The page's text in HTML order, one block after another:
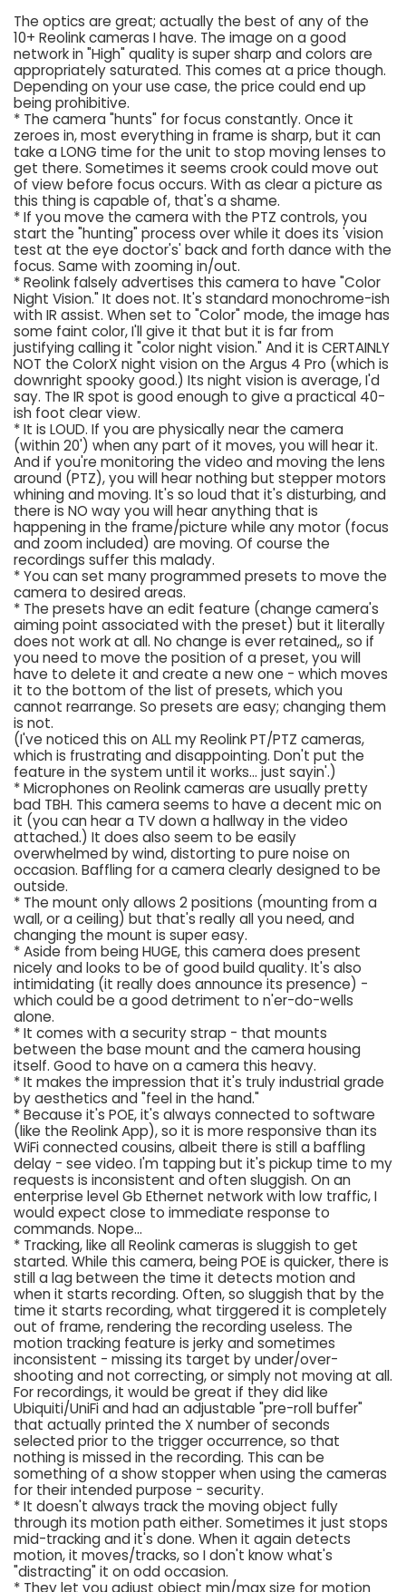
The optics are great; actually the best of any of the
10+ Reolink cameras I have. The image on a good
network in "High" quality is super sharp and colors are
appropriately saturated. This comes at a price though.
Depending on your use case, the price could end up
being prohibitive.
* The camera "hunts" for focus constantly. Once it
zeroes in, most everything in frame is sharp, but it can
take a LONG time for the unit to stop moving lenses to
get there. Sometimes it seems crook could move out
of view before focus occurs. With as clear a picture as
this thing is capable of, that's a shame.
* If you move the camera with the PTZ controls, you
start the "hunting" process over while it does its 'vision
test at the eye doctor's' back and forth dance with the
focus. Same with zooming in/out.
* Reolink falsely advertises this camera to have "Color
Night Vision." It does not. It's standard monochrome-ish
with IR assist. When set to "Color" mode, the image has
some faint color, I'll give it that but it is far from
justifying calling it "color night vision." And it is CERTAINLY
NOT the ColorX night vision on the Argus 4 Pro (which is
downright spooky good.) Its night vision is average, I'd
say. The IR spot is good enough to give a practical 40-
ish foot clear view.
* It is LOUD. If you are physically near the camera
(within 20') when any part of it moves, you will hear it.
And if you're monitoring the video and moving the lens
around (PTZ), you will hear nothing but stepper motors
whining and moving. It's so loud that it's disturbing, and
there is NO way you will hear anything that is
happening in the frame/picture while any motor (focus
and zoom included) are moving. Of course the
recordings suffer this malady.
* You can set many programmed presets to move the
camera to desired areas.
* The presets have an edit feature (change camera's
aiming point associated with the preset) but it literally
does not work at all. No change is ever retained,, so if
you need to move the position of a preset, you will
have to delete it and create a new one - which moves
it to the bottom of the list of presets, which you
cannot rearrange. So presets are easy; changing them
is not.
(I've noticed this on ALL my Reolink PT/PTZ cameras,
which is frustrating and disappointing. Don't put the
feature in the system until it works... just sayin'.)
* Microphones on Reolink cameras are usually pretty
bad TBH. This camera seems to have a decent mic on
it (you can hear a TV down a hallway in the video
attached.) It does also seem to be easily
overwhelmed by wind, distorting to pure noise on
occasion. Baffling for a camera clearly designed to be
outside.
* The mount only allows 2 positions (mounting from a
wall, or a ceiling) but that's really all you need, and
changing the mount is super easy.
* Aside from being HUGE, this camera does present
nicely and looks to be of good build quality. It's also
intimidating (it really does announce its presence) -
which could be a good detriment to n'er-do-wells
alone.
* It comes with a security strap - that mounts
between the base mount and the camera housing
itself. Good to have on a camera this heavy.
* It makes the impression that it's truly industrial grade
by aesthetics and "feel in the hand."
* Because it's POE, it's always connected to software
(like the Reolink App), so it is more responsive than its
WiFi connected cousins, albeit there is still a baffling
delay - see video. I'm tapping but it's pickup time to my
requests is inconsistent and often sluggish. On an
enterprise level Gb Ethernet network with low traffic, I
would expect close to immediate response to
commands. Nope...
* Tracking, like all Reolink cameras is sluggish to get
started. While this camera, being POE is quicker, there is
still a lag between the time it detects motion and
when it starts recording. Often, so sluggish that by the
time it starts recording, what tirggered it is completely
out of frame, rendering the recording useless. The
motion tracking feature is jerky and sometimes
inconsistent - missing its target by under/over-
shooting and not correcting, or simply not moving at all.
For recordings, it would be great if they did like
Ubiquiti/UniFi and had an adjustable "pre-roll buffer"
that actually printed the X number of seconds
selected prior to the trigger occurrence, so that
nothing is missed in the recording. This can be
something of a show stopper when using the cameras
for their intended purpose - security.
* It doesn't always track the moving object fully
through its motion path either. Sometimes it just stops
mid-tracking and it's done. When it again detects
motion, it moves/tracks, so I don't know what's
"distracting" it on odd occasion.